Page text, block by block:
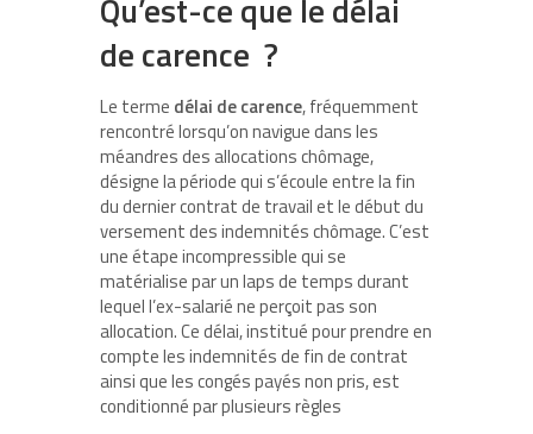
Qu’est-ce que le délai
de carence ?
Le terme délai de carence, fréquemment
rencontré lorsqu’on navigue dans les
méandres des allocations chômage,
désigne la période qui s’écoule entre la fin
du dernier contrat de travail et le début du
versement des indemnités chômage. C’est
une étape incompressible qui se
matérialise par un laps de temps durant
lequel l’ex-salarié ne perçoit pas son
allocation. Ce délai, institué pour prendre en
compte les indemnités de fin de contrat
ainsi que les congés payés non pris, est
conditionné par plusieurs règles